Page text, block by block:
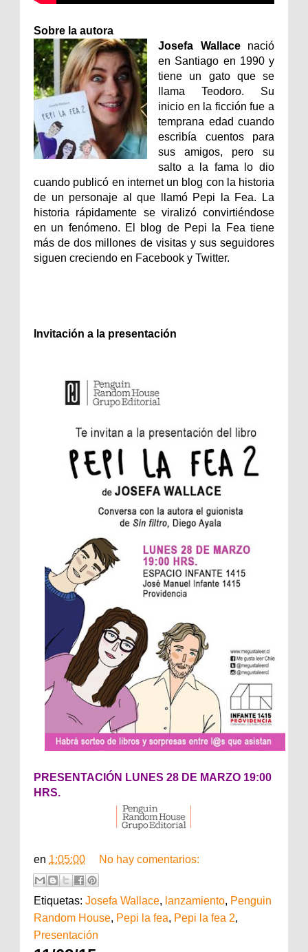
Sobre la autora
Josefa Wallacenació
en Santiago en 1990 y
tiene un gato que se
llama Teodoro. Su
inicio en la ficción fue a
temprana edad cuando
escribía cuentos para
sus amigos, pero su
salto a la fama lo dio
cuando publicó en internet un blog con la historia
de un personaje al que llamó Pepi la Fea. La
historia rápidamente se viralizó convirtiéndose
en un fenómeno. El blog de Pepi la Fea tiene
más de dos millones de visitas y sus seguidores
siguen creciendo en Facebook y Twitter.
Invitación a la presentación
PRESENTACIÓN LUNES 28 DE MARZO 19:00
HRS.
en 1:05:00 No hay comentarios:
Etiquetas: Josefa Wallace, lanzamiento, Penguin
Random House, Pepi la fea, Pepi la fea 2,
Presentación